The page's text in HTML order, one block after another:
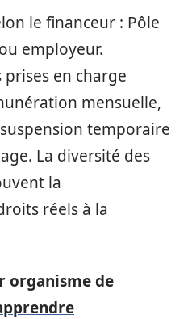
le financeur : Pôle
employeur.
en charge
mensuelle,
temporaire
La diversité des
la
réels à la
organisme de